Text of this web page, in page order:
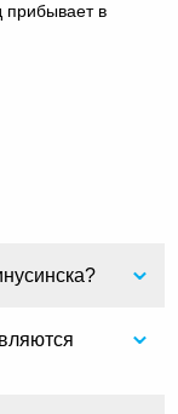
прибывает в